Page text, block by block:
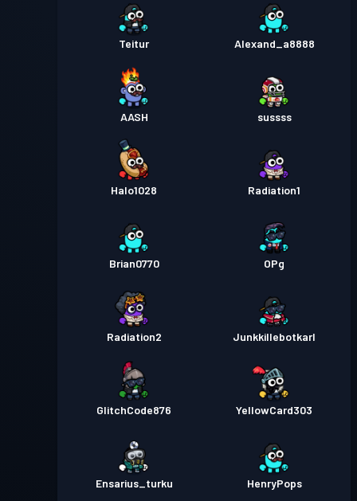
Teitur Alexand_a8888
AASH sussss
Halo1028 Radiation1
Brian0770 OPg
Radiation2 Junkkillebotkarl
GlitchCode876 YellowCard303
Ensarius_turku HenryPops